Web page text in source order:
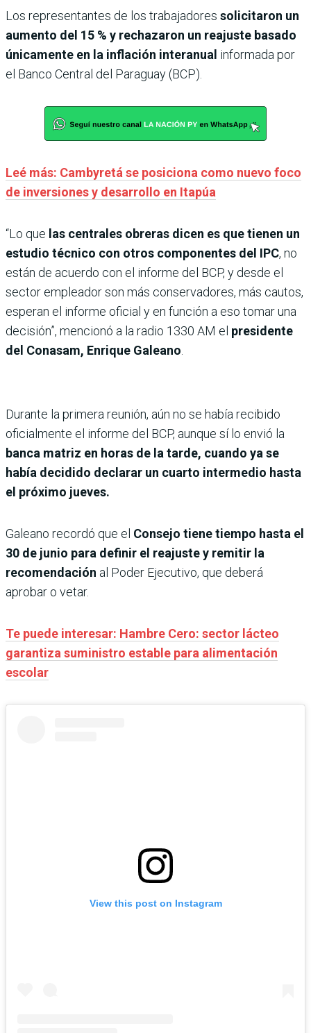
Los representantes de los trabajadores solicitaron un
aumento del 15 % y rechazaron un reajuste basado
únicamente en la inflación interanual informada por
el Banco Central del Paraguay (BCP).
Leé más: Cambyretá se posiciona como nuevo foco
de inversiones y desarrollo en Itapúa
“Lo que las centrales obreras dicen es que tienen un
estudio técnico con otros componentes del IPC, no
están de acuerdo con el informe del BCP, y desde el
sector empleador son más conservadores, más cautos,
esperan el informe oficial y en función a eso tomar una
decisión”, mencionó a la radio 1330 AM el presidente
del Conasam, Enrique Galeano
Durante la primera reunión, aún no se había recibido
oficialmente el informe del BCP, aunque sí lo envió la
banca matriz en horas de la tarde, cuando ya se
había decidido declarar un cuarto intermedio hasta
el próximo jueves.
Galeano recordó que el Consejo tiene tiempo hasta el
30 de junio para definir el reajuste y remitir la
recomendación al Poder Ejecutivo, que deberá
aprobar o vetar.
Te puede interesar: Hambre Cero: sector lácteo
garantiza suministro estable para alimentación
escolar
View this post on Instagram